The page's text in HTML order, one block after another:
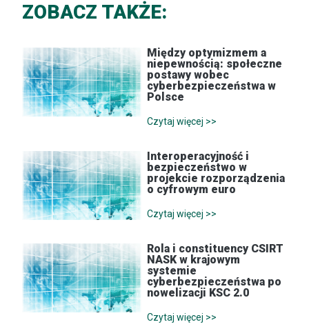
ZOBACZ TAKŻE:
Między optymizmem a
niepewnością: społeczne
postawy wobec
cyberbezpieczeństwa w
Polsce
Czytaj więcej >>
Interoperacyjność i
bezpieczeństwo w
projekcie rozporządzenia
o cyfrowym euro
Czytaj więcej >>
Rola i constituency CSIRT
NASK w krajowym
systemie
cyberbezpieczeństwa po
nowelizacji KSC 2.0
Czytaj więcej >>